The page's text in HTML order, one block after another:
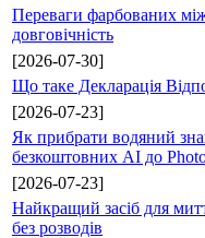
Переваги фарбованих
довговічність
[2026-07-30]
Що таке Декларація
[2026-07-23]
Як прибрати водяний
безкоштовних AI до
[2026-07-23]
Найкращий засіб для
без розводів